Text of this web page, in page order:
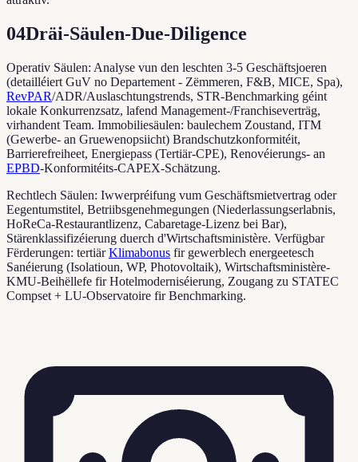
04Dräi-Säulen-Due-Diligence
Operativ Säulen: Analyse vun den leschten 3-5 Geschäftsjoeren
(detailléiert GuV no Departement - Zëmmeren, F&B, MICE, Spa),
RevPAR/ADR/Auslaschtungstrends, STR-Benchmarking géint
lokale Konkurrenzsatz, lafend Management-/Franchiseverträg,
virhandent Team. Immobiliesäulen: baulechem Zoustand, ITM
(Gewerbe- an Gruewenopsiicht) Brandschutzkonformitéit,
Barrierefreiheet, Energiepass (Tertiär-CPE), Renovéierungs- an
EPBD-Konformitéits-CAPEX-Schätzung.
Rechtlech Säulen: Iwwerpréifung vum Geschäftsmietvertrag oder
Eegentumstitel, Betriibsgenehmegungen (Niederlassungserlabnis,
HoReCa-Restaurantlizenz, Cabaretage-Lizenz bei Bar),
Stärenklassifizéierung duerch d'Wirtschaftsministère. Verfügbar
Fërderungen: tertiärKlimabonus fir gewerblech energeetesch
Sanéierung (Isolatioun, WP, Photovoltaik), Wirtschaftsministère-
KMU-Beihëllefe fir Hotelmoderniséierung, Zougang zu STATEC
Compset + LU-Observatoire fir Benchmarking.